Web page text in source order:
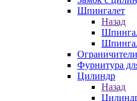
Шпингалет
Назад
Фурнитура
Цилиндр
Назад